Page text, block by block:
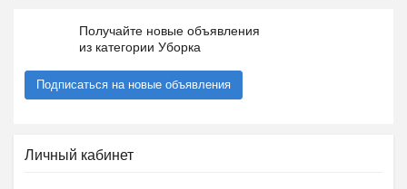
Получайте новые объявления
из категории Уборка
Подписаться на новые объявления
Личный кабинет